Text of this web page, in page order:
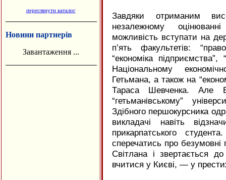
переглянути каталог
Новини партнерів
Завантаження ...
Завдяки отриманим
незалежному
можливість вступати на
п’ять факультетів:
“економіка
Національному
Гетьмана, а також на
Тараса Шевченка. Але
“гетьманівському”
Здібного першокурсника
викладачі навіть
прикарпатського
сперечатись про
Світлана і звертається
вчитися у Києві, — у